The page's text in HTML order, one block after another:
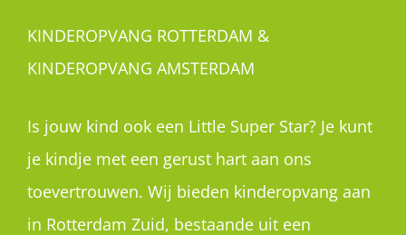
KINDEROPVANG ROTTERDAM &
KINDEROPVANG AMSTERDAM
Is jouw kind ook een Little Super Star? Je kunt
je kindje met een gerust hart aan ons
toevertrouwen. Wij bieden kinderopvang aan
in Rotterdam Zuid, bestaande uit een